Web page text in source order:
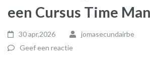
een Cursus Time
30 apr,2026
jomasecundairbe
Geef een reactie